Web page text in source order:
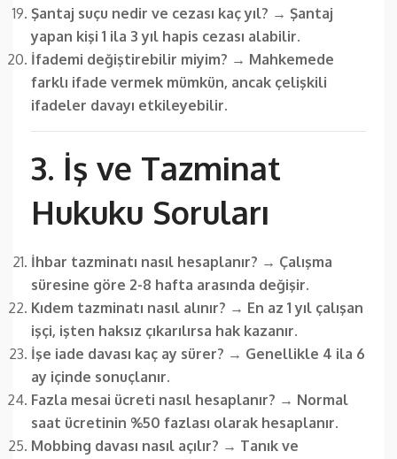
Şantaj suçu nedir ve cezası kaç yıl? → Şantaj
yapan kişi 1 ila 3 yıl hapis cezası alabilir.
İfademi değiştirebilir miyim? → Mahkemede
farklı ifade vermek mümkün, ancak çelişkili
ifadeler davayı etkileyebilir.
3. İş ve Tazminat
Hukuku Soruları
İhbar tazminatı nasıl hesaplanır? → Çalışma
süresine göre 2-8 hafta arasında değişir.
Kıdem tazminatı nasıl alınır? → En az 1 yıl çalışan
işçi, işten haksız çıkarılırsa hak kazanır.
İşe iade davası kaç ay sürer? → Genellikle 4 ila 6
ay içinde sonuçlanır.
Fazla mesai ücreti nasıl hesaplanır? → Normal
saat ücretinin %50 fazlası olarak hesaplanır.
Mobbing davası nasıl açılır? → Tanık ve